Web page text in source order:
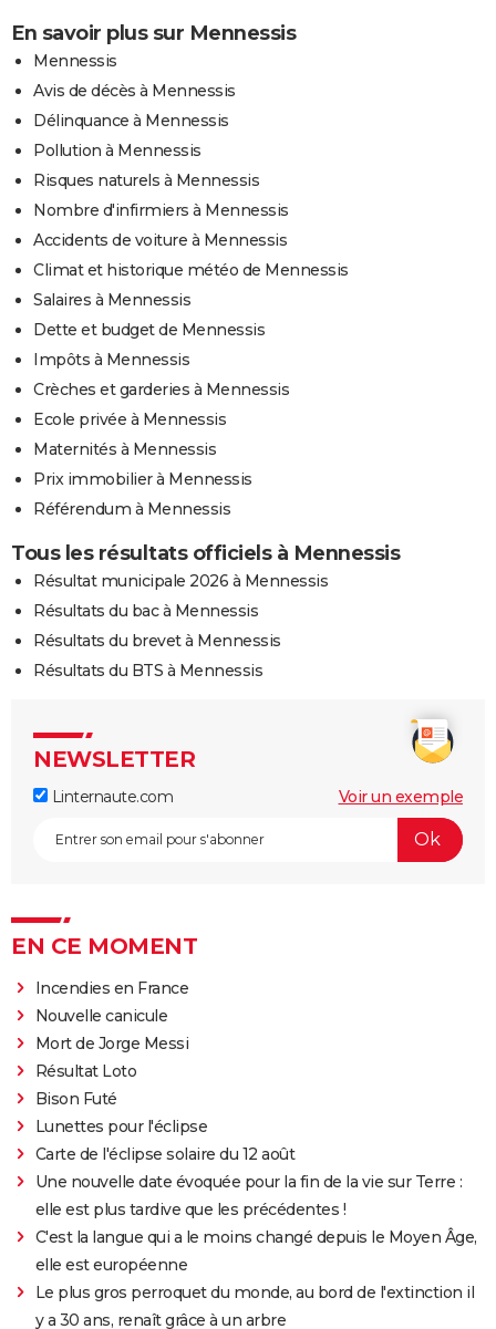
En savoir plus sur Mennessis
Mennessis
Avis de décès à Mennessis
Délinquance à Mennessis
Pollution à Mennessis
Risques naturels à Mennessis
Nombre d'infirmiers à Mennessis
Accidents de voiture à Mennessis
Climat et historique météo de Mennessis
Salaires à Mennessis
Dette et budget de Mennessis
Impôts à Mennessis
Crèches et garderies à Mennessis
Ecole privée à Mennessis
Maternités à Mennessis
Prix immobilier à Mennessis
Référendum à Mennessis
Tous les résultats officiels à Mennessis
Résultat municipale 2026 à Mennessis
Résultats du bac à Mennessis
Résultats du brevet à Mennessis
Résultats du BTS à Mennessis
NEWSLETTER
Linternaute.com Voir un exemple
EN CE MOMENT
Incendies en France
Nouvelle canicule
Mort de Jorge Messi
Résultat Loto
Bison Futé
Lunettes pour l'éclipse
Carte de l'éclipse solaire du 12 août
Une nouvelle date évoquée pour la fin de la vie sur Terre :
elle est plus tardive que les précédentes !
C'est la langue qui a le moins changé depuis le Moyen Âge,
elle est européenne
Le plus gros perroquet du monde, au bord de l'extinction il
y a 30 ans, renaît grâce à un arbre